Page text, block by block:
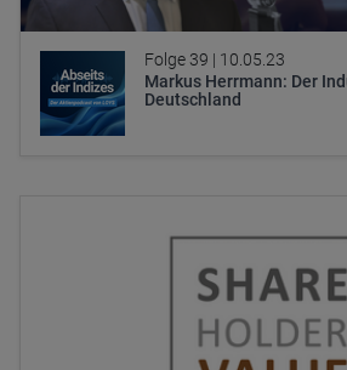
Folge 39 | 10.05.23
Markus Herrmann: Der
Deutschland